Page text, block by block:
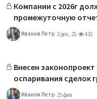
Компании с 2026г
промежуточную
Иванов Петр 2 дек, 25 432
Внесен
оспаривания сделок
Иванов Петр 25 фев